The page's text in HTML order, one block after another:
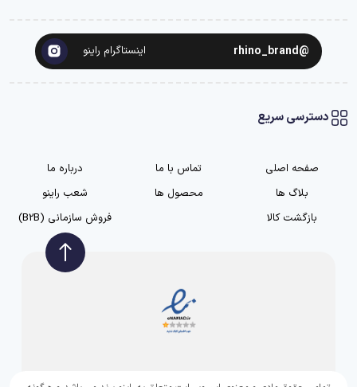
@rhino_brand اینستاگرام راینو
دسترسی سریع
صفحه اصلی تماس با ما
درباره ما
بلاگ ها
محصول ها
شعب راینو
بازگشت کالا
فروش سازمانی (B2B)